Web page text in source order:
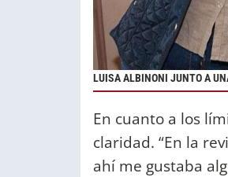
LUISA ALBINONI JUNTO A
En cuanto a los
claridad. “En la
ahí me gustaba